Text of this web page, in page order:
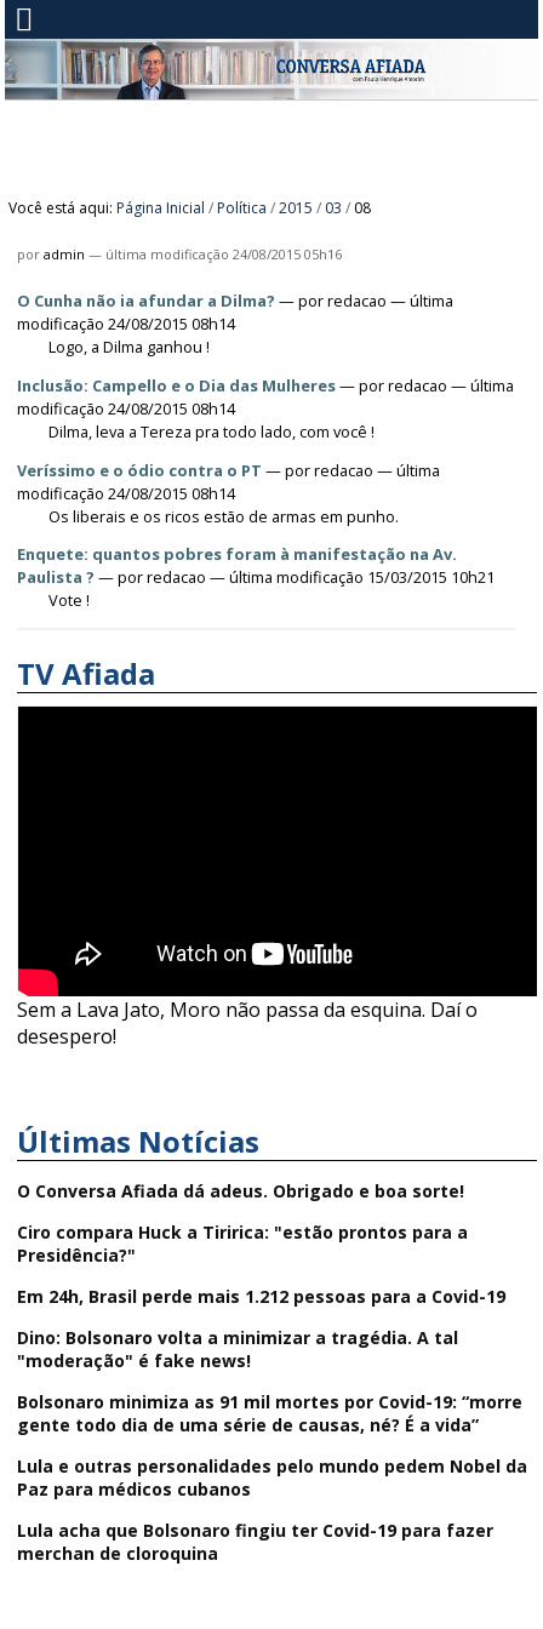
Você está aqui: Página Inicial / Política /2015 / 03 / 08
poradmin — última modificação 24/08/2015 05h16
O Cunha não ia afundar a Dilma? —porredacao — última
modificação 24/08/2015 08h14
Logo, a Dilma ganhou !
Inclusão: Campello e o Dia das Mulheres—porredacao — última
modificação 24/08/2015 08h14
Dilma, leva a Tereza pra todo lado, com você !
Veríssimo e o ódio contra o PT —porredacao — última
modificação 24/08/2015 08h14
Os liberais e os ricos estão de armas em punho.
Enquete: quantos pobres foram à manifestação na Av.
Paulista ? —porredacao — última modificação 15/03/2015 10h21
Vote !
TV Afiada
Sem a Lava Jato, Moro não passa da esquina. Daí o
desespero!
Últimas Notícias
O Conversa Afiada dá adeus. Obrigado e boa sorte!
Ciro compara Huck a Tiririca: "estão prontos para a
Presidência?"
Em 24h, Brasil perde mais 1.212 pessoas para a Covid-19
Dino: Bolsonaro volta a minimizar a tragédia. A tal
"moderação" é fake news!
Bolsonaro minimiza as 91 mil mortes por Covid-19: “morre
gente todo dia de uma série de causas, né? É a vida”
Lula e outras personalidades pelo mundo pedem Nobel da
Paz para médicos cubanos
Lula acha que Bolsonaro fingiu ter Covid-19 para fazer
merchan de cloroquina